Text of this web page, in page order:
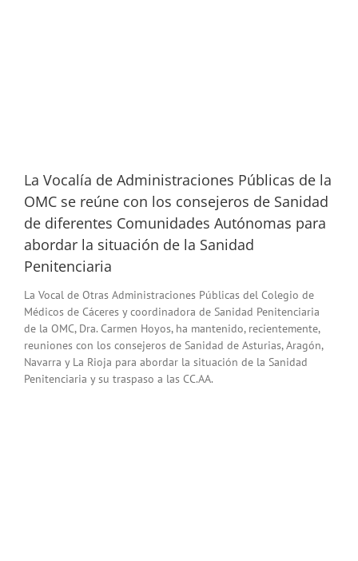
La Vocalía de Administraciones Públicas de la
OMC se reúne con los consejeros de Sanidad
de diferentes Comunidades Autónomas para
abordar la situación de la Sanidad
Penitenciaria
La Vocal de Otras Administraciones Públicas del Colegio de
Médicos de Cáceres y coordinadora de Sanidad Penitenciaria
de la OMC, Dra. Carmen Hoyos, ha mantenido, recientemente,
reuniones con los consejeros de Sanidad de Asturias, Aragón,
Navarra y La Rioja para abordar la situación de la Sanidad
Penitenciaria y su traspaso a las CC.AA.